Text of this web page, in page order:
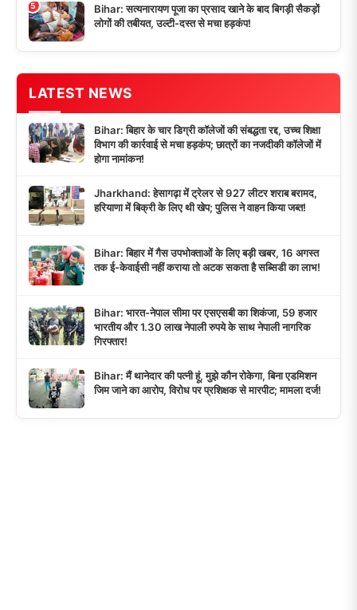
5
Bihar: सत्यनारायण पूजा का प्रसाद खाने के बाद बिगड़ी सैकड़ों
लोगों की तबीयत, उल्टी-दस्त से मचा हड़कंप!
LATEST NEWS
Bihar: बिहार के चार डिग्री कॉलेजों की संबद्धता रद्द, उच्च शिक्षा
विभाग की कार्रवाई से मचा हड़कंप; छात्रों का नजदीकी कॉलेजों में
होगा नामांकन!
Jharkhand: हेसागढ़ा में ट्रेलर से 927 लीटर शराब बरामद,
हरियाणा में बिक्री के लिए थी खेप; पुलिस ने वाहन किया जब्त!
Bihar: बिहार में गैस उपभोक्ताओं के लिए बड़ी खबर, 16 अगस्त
तक ई-केवाईसी नहीं कराया तो अटक सकता है सब्सिडी का लाभ!
Bihar: भारत-नेपाल सीमा पर एसएसबी का शिकंजा, 59 हजार
भारतीय और 1.30 लाख नेपाली रुपये के साथ नेपाली नागरिक
गिरफ्तार!
Bihar: मैं थानेदार की पत्नी हूं, मुझे कौन रोकेगा, बिना एडमिशन
जिम जाने का आरोप, विरोध पर प्रशिक्षक से मारपीट; मामला दर्ज!